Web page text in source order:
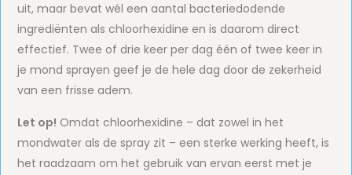
uit, maar bevat wél een aantal bacteriedodende
ingrediënten als chloorhexidine en is daarom direct
effectief. Twee of drie keer per dag één of twee keer in
je mond sprayen geef je de hele dag door de zekerheid
van een frisse adem.
Let op! Omdat chloorhexidine – dat zowel in het
mondwater als de spray zit – een sterke werking heeft, is
het raadzaam om het gebruik van ervan eerst met je